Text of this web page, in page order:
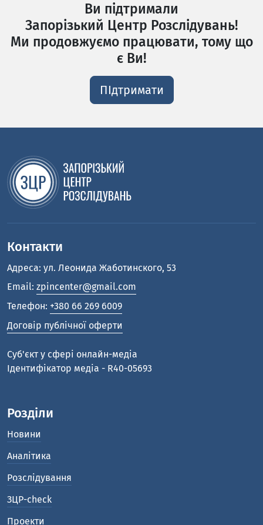
Ви підтримали
Запорізький Центр Розслідувань!
Ми продовжуємо працювати, тому що
є Ви!
ПІдтримати
Контакти
Адреса: ул. Леонида Жаботинского, 53
Email: zpincenter@gmail.com
Телефон: +380 66 269 6009
Договір публічної оферти
Cуб'єкт у сфері онлайн-медіа
Ідентифікатор медіа - R40-05693
Розділи
Новини
Аналітика
Розслідування
ЗЦР-check
Проекти